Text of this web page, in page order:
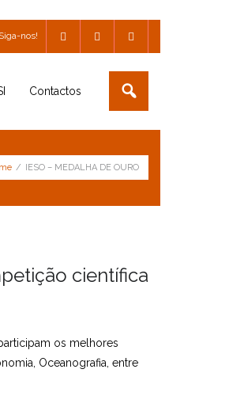
Siga-nos!
Contactos
/ IESO – MEDALHA DE OURO
científica
os melhores
Oceanografia, entre